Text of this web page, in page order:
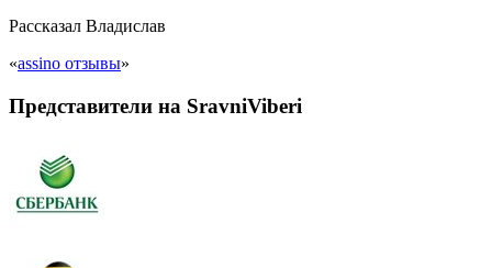
Рассказал Владислав
«assino отзывы»
Представители на SravniViberi